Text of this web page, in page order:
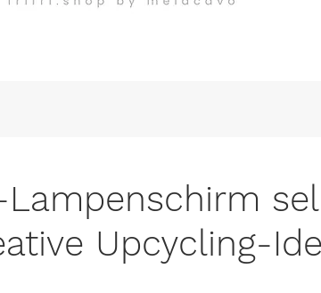
Upcycling-